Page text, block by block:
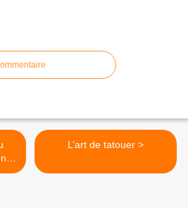
L’art de tatouer >